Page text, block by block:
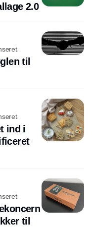
2.0
til
ind i
til